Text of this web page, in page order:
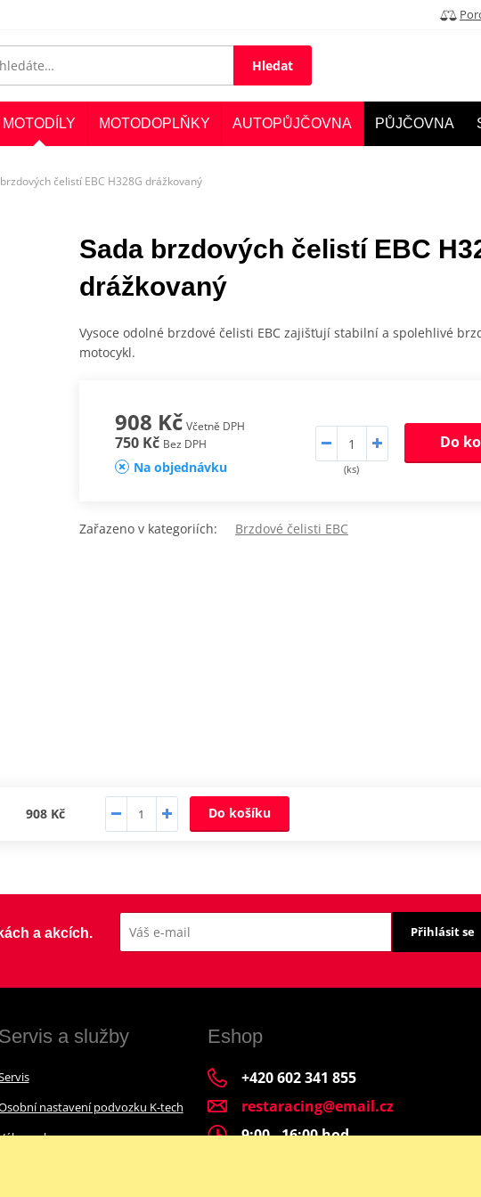
Hledat
MOTODÍLY MOTODOPLŇKY AUTOPŮJČOVNA PŮJČOVNA
čelistí EBC H328G drážkovaný
Sada brzdových čelistí EBC
drážkovaný
Vysoce odolné brzdové čelisti EBC zajišťují stabilní a spolehlivé
motocykl.
908 Kč Včetně DPH
750 Kč Bez DPH
Na objednávku (ks)
Do
Zařazeno v kategoriích: Brzdové čelisti EBC
908 Kč Do košíku
a akcích. Přihlásit se
Servis a služby
nastavení podvozku K-tech
a bazar
Eshop
+420 602 341 855
restaracing@email.cz
9:00 - 16:00 hod.